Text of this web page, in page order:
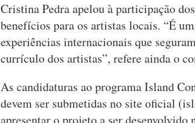
Cristina Pedra apelou à participação
benefícios para os artistas locais. “É
experiências internacionais que
currículo dos artistas”, refere ainda o
As candidaturas ao programa Island
devem ser submetidas no site oficial